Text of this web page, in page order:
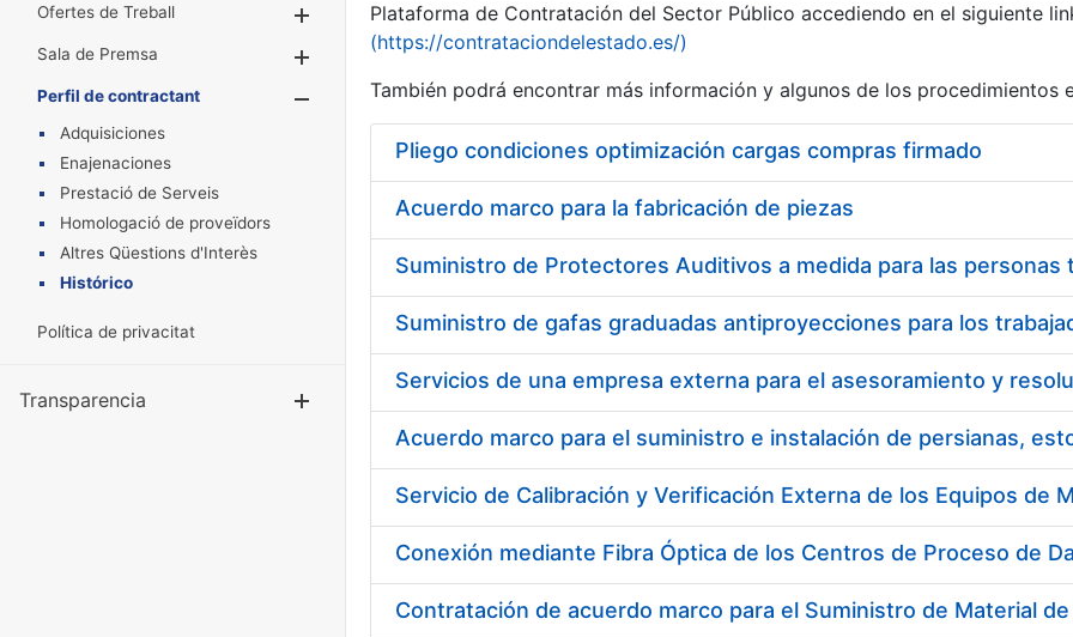
Ofertes de Treball
Mostra/Amaga
Sala de Premsa
Mostra/Amaga
Perfil de contractant
Mostra/Amaga
Adquisiciones
Enajenaciones
Prestació de Serveis
Homologació de proveïdors
Altres Qüestions d'Interès
Histórico
Política de privacitat
Transparencia
Plataforma de Contratación del Sector Público accediendo en el siguiente
(https://contrataciondelestado.es/)
También podrá encontrar más información y algunos de los procedimientos
Pliego condiciones optimización cargas compras firmado
Acuerdo marco para la fabricación de piezas
Acuerdo marco para el suministro e instalación de persianas,